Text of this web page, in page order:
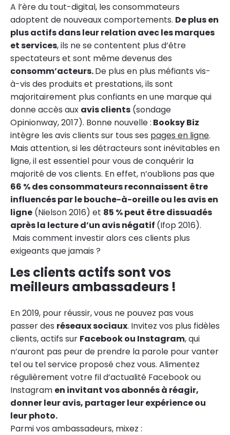
A l’ère du tout-digital, les consommateurs
adoptent de nouveaux comportements. De plus en
plus actifs dans leur relation avec les marques
et services, ils ne se contentent plus d’être
spectateurs et sont même devenus des
consomm’acteurs.De plus en plus méfiants vis-
à-vis des produits et prestations, ils sont
majoritairement plus confiants en une marque qui
donne accès aux avis clients (sondage
Opinionway, 2017). Bonne nouvelle : Booksy Biz
intègre les avis clients sur tous ses pages en ligne.
Mais attention, si les détracteurs sont inévitables en
ligne, il est essentiel pour vous de conquérir la
majorité de vos clients. En effet, n’oublions pas que
66 % des consommateurs reconnaissent être
influencés par le bouche-à-oreille ou les avis en
ligne (Nielson 2016) et 85 % peut être dissuadés
après la lecture d’un avis négatif (Ifop 2016).
Mais comment investir alors ces clients plus
exigeants que jamais ?
Les clients actifs sont vos
meilleurs ambassadeurs !
En 2019, pour réussir, vous ne pouvez pas vous
passer des réseaux sociaux. Invitez vos plus fidèles
clients, actifs sur Facebook ou Instagram, qui
n’auront pas peur de prendre la parole pour vanter
tel ou tel service proposé chez vous. Alimentez
régulièrement votre fil d’actualité Facebook ou
Instagram en invitant vos abonnés à réagir,
donner leur avis, partager leur expérience ou
leur photo.
Parmi vos ambassadeurs, mixez :